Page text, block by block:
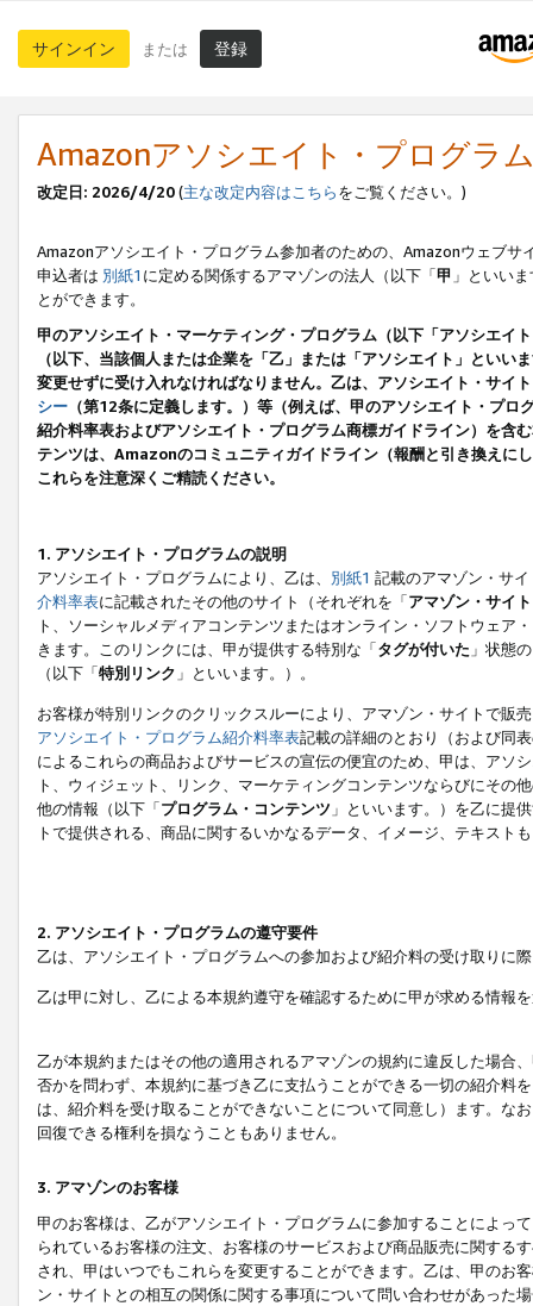
サインイン または 登録
Amazonアソシエイト・プログラ
改定日: 2026/4/20(主な改定内容はこちらをご覧ください。)
Amazonアソシエイト・プログラム参加者のための、Amazonウェブサ
申込者は 別紙1 に定める関係するアマゾンの法人（以下「甲 」といい
とができます。
甲のアソシエイト・マーケティング・プログラム（以下「アソシエイ
（以下、当該個人または企業を「乙」または「アソシエイト」とい
変更せずに受け入れなければなりません。乙は、アソシエイト・サイ
シー （第12条に定義します。）等（例えば、甲のアソシエイト・プ
紹介料率表およびアソシエイト・プログラム商標ガイドライン）を
テンツは、Amazonのコミュニティガイドライン（報酬と引き換えに
これらを注意深くご精読ください。
1. アソシエイト・プログラムの説明
アソシエイト・プログラムにより、乙は、 別紙1 記載のアマゾン・サ
介料率表に記載されたその他のサイト（それぞれを「アマゾン・サイト
ト、ソーシャルメディアコンテンツまたはオンライン・ソフトウェア
きます。このリンクには、甲が提供する特別な「タグが付いた 」状態
（以下「特別リンク 」といいます。）。
お客様が特別リンクのクリックスルーにより、アマゾン・サイトで販
アソシエイト・プログラム紹介料率表記載の詳細のとおり（および同
によるこれらの商品およびサービスの宣伝の便宜のため、甲は、アソ
ト、ウィジェット、リンク、マーケティングコンテンツならびにその
他の情報（以下「プログラム・コンテンツ 」といいます。）を乙に提
トで提供される、商品に関するいかなるデータ、イメージ、テキス
2. アソシエイト・プログラムの遵守要件
乙は、アソシエイト・プログラムへの参加および紹介料の受け取りに
乙は甲に対し、乙による本規約遵守を確認するために甲が求める情報
乙が本規約またはその他の適用されるアマゾンの規約に違反した場合
否かを問わず、本規約に基づき乙に支払うことができる一切の紹介料
は、紹介料を受け取ることができないことについて同意し）ます。な
回復できる権利を損なうこともありません。
3. アマゾンのお客様
甲のお客様は、乙がアソシエイト・プログラムに参加することによっ
られているお客様の注文、お客様のサービスおよび商品販売に関する
され、甲はいつでもこれらを変更することができます。乙は、甲のお
ン・サイトとの相互の関係に関する事項について問い合わせがあった